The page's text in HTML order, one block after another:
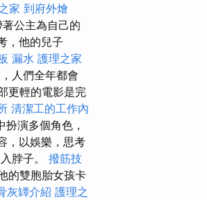
家 到府外燴
公主為自己的
，他的兒子
漏水 護理之家
人們全年都會
更輕的電影是完
清潔工的工作內
演多個角色，
，以娛樂，思考
脖子。 撥筋技
的雙胞胎女孩卡
灰罈介紹 護理之